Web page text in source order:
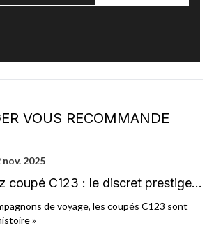
VOUS RECOMMANDE
2025
coupé C123 : le discret prestige
de voyage, les coupés C123 sont
»